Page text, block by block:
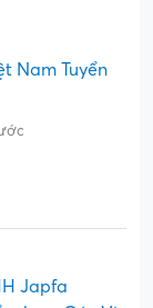
Nam Tuyển
Japfa